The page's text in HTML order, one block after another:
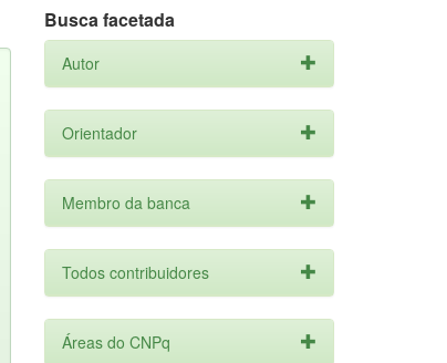
Busca facetada
Autor
Orientador
Membro da banca
Todos contribuidores
Áreas do CNPq